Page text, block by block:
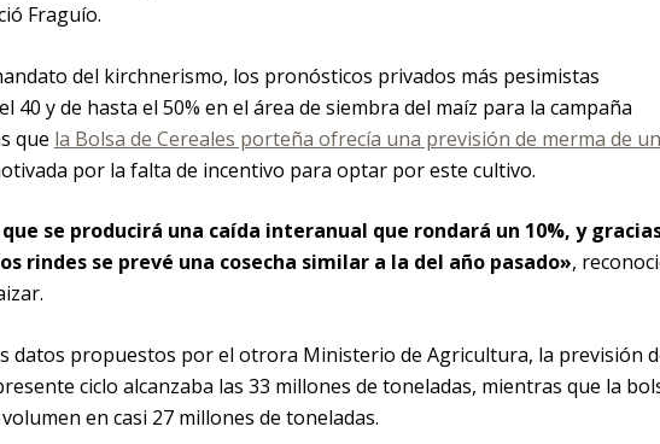
Fraguío.
del kirchnerismo, los pronósticos privados más pesimistas
40 y de hasta el 50% en el área de siembra del maíz para la campaña
que la Bolsa de Cereales porteña ofrecía una previsión de merma de un
por la falta de incentivo para optar por este cultivo.
se producirá una caída interanual que rondará un 10%, y
rindes se prevé una cosecha similar a la del año pasado»,
datos propuestos por el otrora Ministerio de Agricultura, la previsión
ciclo alcanzaba las 33 millones de toneladas, mientras que la
en casi 27 millones de toneladas.